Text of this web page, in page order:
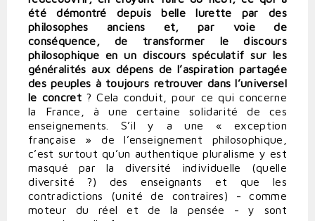
été démontré depuis belle lurette par des
philosophes anciens et, par voie de
conséquence, de transformer le discours
philosophique en un discours spéculatif sur les
généralités aux dépens de l’aspiration partagée
des peuples à toujours retrouver dans l’universel
le concret? Cela conduit, pour ce qui concerne
la France, à une certaine solidarité de ces
enseignements. S’il y a une « exception
française » de l’enseignement philosophique,
c’est surtout qu’un authentique pluralisme y est
masqué par la diversité individuelle (quelle
diversité ?) des enseignants et que les
contradictions (unité de contraires) - comme
moteur du réel et de la pensée - y sont